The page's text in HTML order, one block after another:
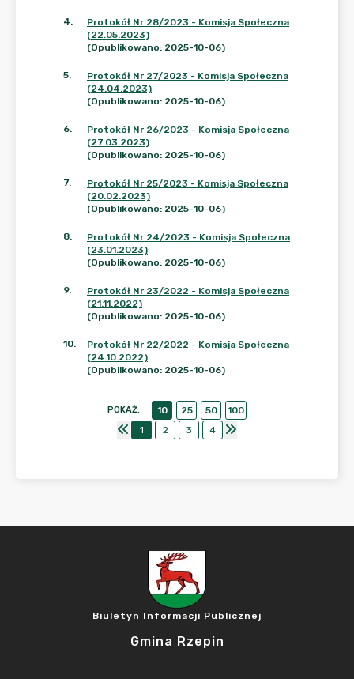
4.
Protokół Nr 28/2023 - Komisja Społeczna
(22.05.2023)
(Opublikowano: 2025-10-06)
5.
Protokół Nr 27/2023 - Komisja Społeczna
(24.04.2023)
(Opublikowano: 2025-10-06)
6.
Protokół Nr 26/2023 - Komisja Społeczna
(27.03.2023)
(Opublikowano: 2025-10-06)
7.
Protokół Nr 25/2023 - Komisja Społeczna
(20.02.2023)
(Opublikowano: 2025-10-06)
8.
Protokół Nr 24/2023 - Komisja Społeczna
(23.01.2023)
(Opublikowano: 2025-10-06)
9.
Protokół Nr 23/2022 - Komisja Społeczna
(21.11.2022)
(Opublikowano: 2025-10-06)
10.
Protokół Nr 22/2022 - Komisja Społeczna
(24.10.2022)
(Opublikowano: 2025-10-06)
POKAŻ: 10 25 50
100
1
2 3 4
Biuletyn Informacji Publicznej
Gmina Rzepin